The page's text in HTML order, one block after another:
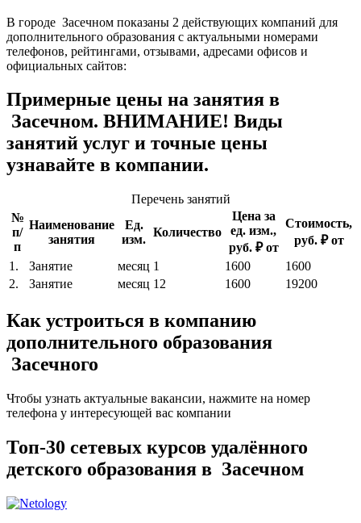
В городе Засечном показаны 2 действующих компаний для
дополнительного образования с актуальными номерами
телефонов, рейтингами, отзывами, адресами офисов и
официальных сайтов:
Примерные цены на занятия в
Засечном. ВНИМАНИЕ! Виды
занятий услуг и точные цены
узнавайте в компании.
Перечень занятий
№
п/
п
Наименование
занятия
Ед.
изм.
Количество
Цена за
ед. изм.,
руб. ₽ от
Стоимость,
руб. ₽ от
1.
Занятие месяц 1 1600
1600
2.
Занятие месяц 12 1600 19200
Как устроиться в компанию
дополнительного образования
Засечного
Чтобы узнать актуальные вакансии, нажмите на номер
телефона у интересующей вас компании
Топ-30 сетевых курсов удалённого
детского образования в Засечном